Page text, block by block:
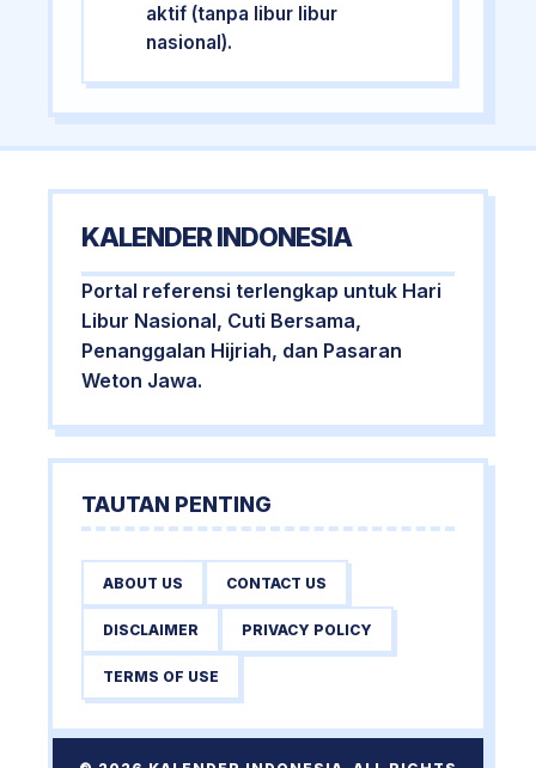
aktif (tanpa libur libur
nasional).
KALENDER INDONESIA
Portal referensi terlengkap untuk Hari
Libur Nasional, Cuti Bersama,
Penanggalan Hijriah, dan Pasaran
Weton Jawa.
TAUTAN PENTING
ABOUT US CONTACT US
DISCLAIMER PRIVACY POLICY
TERMS OF USE